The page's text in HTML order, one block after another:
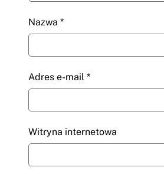
Nazwa *
Adres e-mail *
Witryna internetowa